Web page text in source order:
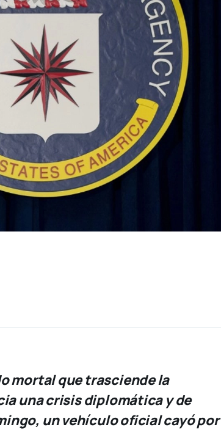
mortal que trasciende la
una crisis diplomática y de
un vehículo oficial cayó por